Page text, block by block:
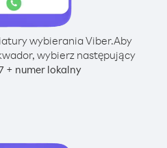
wybierania Viber.Aby
wybierz następujący
+ numer lokalny